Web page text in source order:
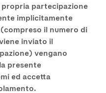
partecipazione
implicitamente
il numero di
inviato il
vengano
presente
ed accetta